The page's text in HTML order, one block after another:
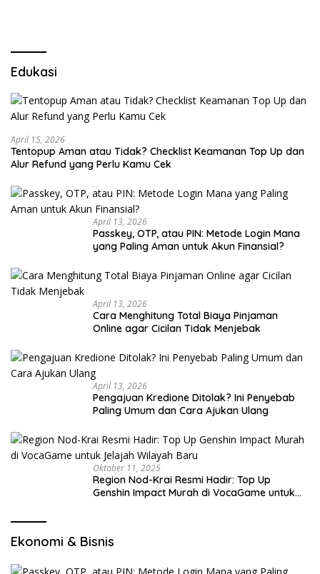
Edukasi
April 15, 2026
Tentopup Aman atau Tidak? Checklist Keamanan Top Up dan
Alur Refund yang Perlu Kamu Cek
April 13, 2026
Passkey, OTP, atau PIN: Metode Login Mana
yang Paling Aman untuk Akun Finansial?
April 13, 2026
Cara Menghitung Total Biaya Pinjaman
Online agar Cicilan Tidak Menjebak
April 13, 2026
Pengajuan Kredione Ditolak? Ini Penyebab
Paling Umum dan Cara Ajukan Ulang
Oktober 11, 2025
Region Nod-Krai Resmi Hadir: Top Up
Genshin Impact Murah di VocaGame untuk
Ekonomi & Bisnis